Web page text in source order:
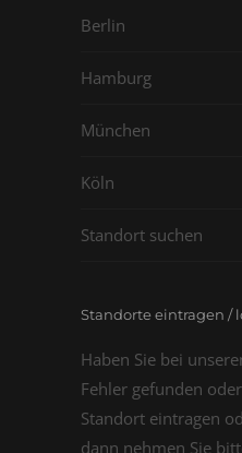
Berlin
Hamburg
München
Köln
Standort suchen
Standorte eintragen /
Haben Sie bei
Fehler gefunden
Standort eintragen
dann nehmen Sie